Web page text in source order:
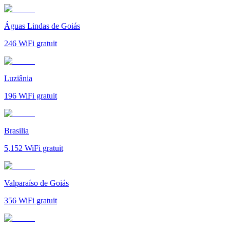
Águas Lindas de Goiás
246 WiFi gratuit
Luziânia
196 WiFi gratuit
Brasilia
5,152 WiFi gratuit
Valparaíso de Goiás
356 WiFi gratuit